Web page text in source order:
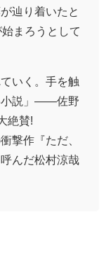
辿り着いたと
まろうとして
いく。手を触
小説」――佐野
絶賛!
撃作『ただ、
んだ松村涼哉